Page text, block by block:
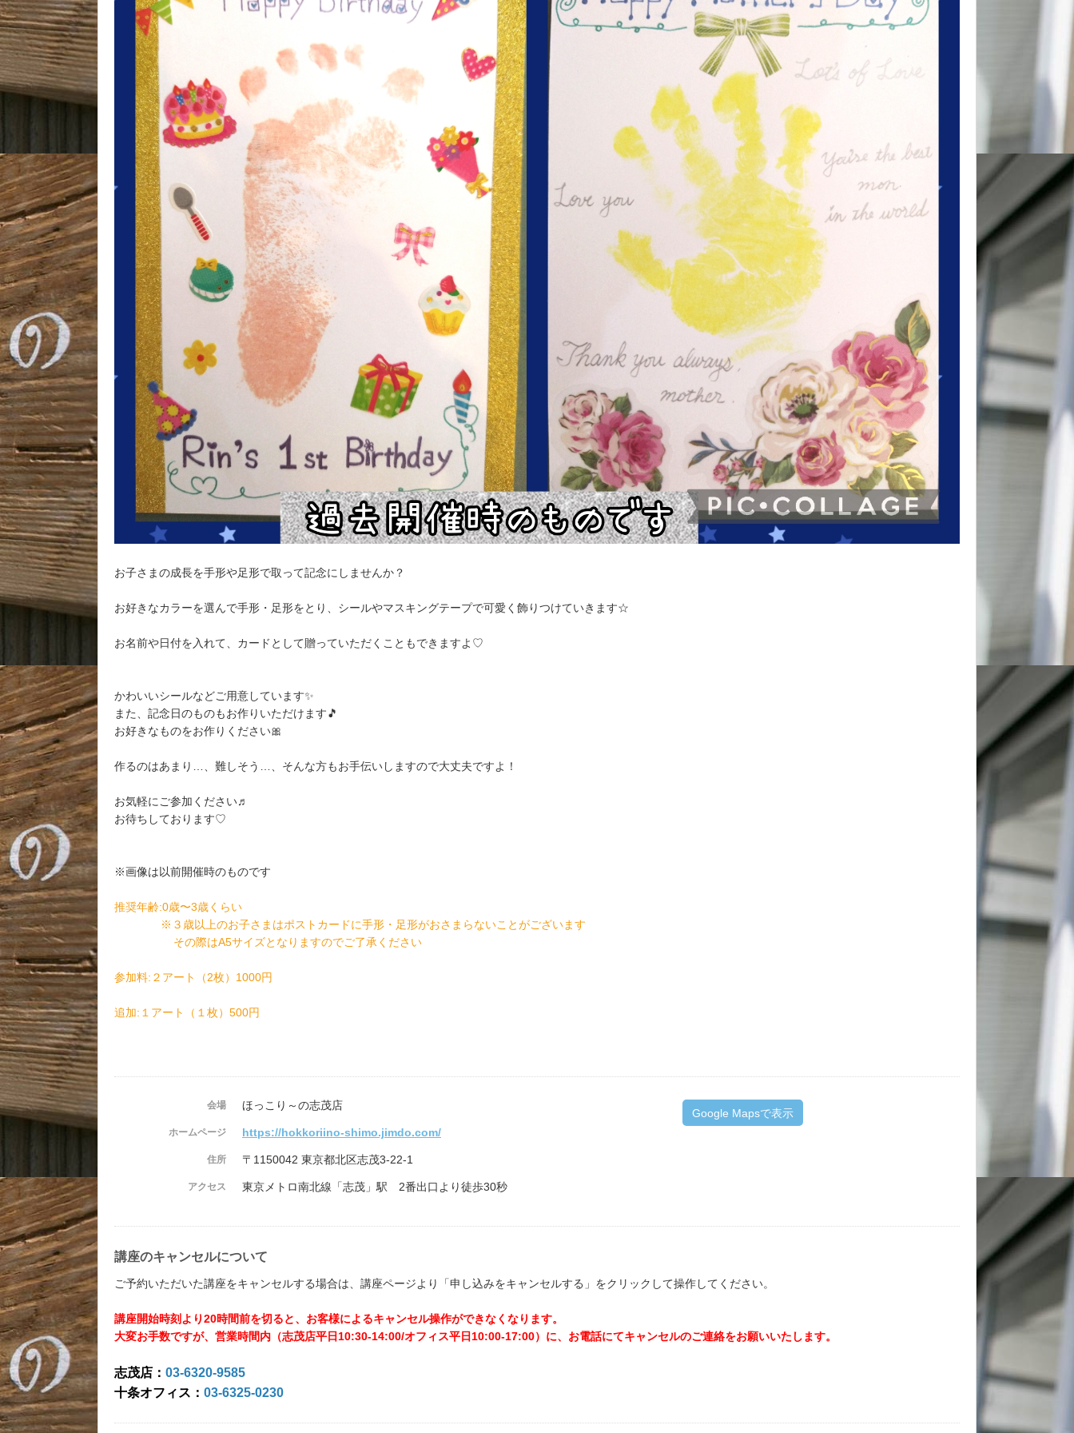
お子さまの成長を手形や足形で取って記念にしませんか？
お好きなカラーを選んで手形・足形をとり、シールやマスキングテープで可愛く飾りつけていきます☆
お名前や日付を入れて、カードとして贈っていただくこともできますよ♡
かわいいシールなどご用意しています✨
また、記念日のものもお作りいただけます🎵
お好きなものをお作りください🎀
作るのはあまり…、難しそう…、そんな方もお手伝いしますので大丈夫ですよ！
お気軽にご参加ください♬
お待ちしております♡
※画像は以前開催時のものです
推奨年齢:0歳〜3歳くらい
※３歳以上のお子さまはポストカードに手形・足形がおさまらないことがございます
その際はA5サイズとなりますのでご了承ください
参加料:２アート（2枚）1000円
追加:１アート（１枚）500円
会場 ほっこり～の志茂店
ホームページ https://hokkoriino-shimo.jimdo.com/
住所 〒1150042 東京都北区志茂3-22-1
アクセス 東京メトロ南北線「志茂」駅 2番出口より徒歩30秒
Google Mapsで表示
講座のキャンセルについて
ご予約いただいた講座をキャンセルする場合は、講座ページより「申し込みをキャンセルする」をクリックして操作してください。
講座開始時刻より20時間前を切ると、お客様によるキャンセル操作ができなくなります。
大変お手数ですが、営業時間内（志茂店平日10:30-14:00/オフィス平日10:00-17:00）に、お電話にてキャンセルのご連絡をお願いいたします。
志茂店： 03-6320-9585
十条オフィス： 03-6325-0230